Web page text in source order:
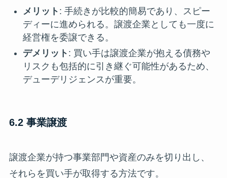
メリット : 手続きが比較的簡易であり、スピー
ディーに進められる。譲渡企業としても一度に
経営権を委譲できる。
デメリット : 買い手は譲渡企業が抱える債務や
リスクも包括的に引き継ぐ可能性があるため、
デューデリジェンスが重要。
6.2 事業譲渡
譲渡企業が持つ事業部門や資産のみを切り出し、
それらを買い手が取得する方法です。